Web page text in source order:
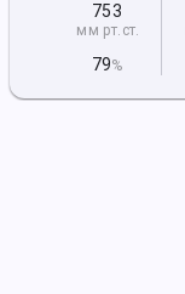
753
мм рт.ст.
79%